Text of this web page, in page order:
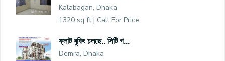
Kalabagan, Dhaka
1320 sq ft | Call For Price
ফ্লাট বুকিং চলছে.. সিটি গ...
Demra, Dhaka